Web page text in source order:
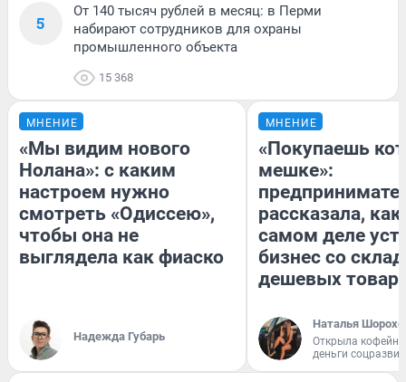
5
От 140 тысяч рублей в месяц: в Перми
набирают сотрудников для охраны
промышленного объекта
15 368
МНЕНИЕ
«Мы видим нового
Нолана»: с каким
настроем нужно
смотреть «Одиссею»,
чтобы она не
выглядела как фиаско
Надежда Губарь
МНЕНИЕ
«Покупаешь
мешке»:
рассказала, как
самом деле
бизнес со
дешевых
Наталья
Открыла
деньги